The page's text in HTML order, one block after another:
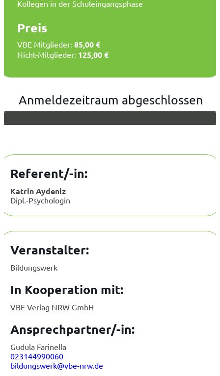
Kollegen in der Schuleingangsphase
Preis
VBE Mitglieder: 85,00 €
Nicht-Mitglieder: 125,00 €
Anmeldezeitraum abgeschlossen
Referent/-in:
Katrin Aydeniz
Dipl.-Psychologin
Veranstalter:
Bildungswerk
In Kooperation mit:
VBE Verlag NRW GmbH
Ansprechpartner/-in:
Gudula Farinella
023144990060
bildungswerk@vbe-nrw.de